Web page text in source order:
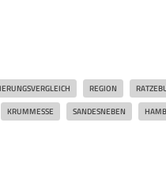
REGION
KRUMMESSE SANDESNEBEN